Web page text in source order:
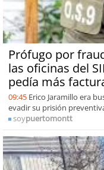
Prófugo por
las oficinas del
pedía más
09:45 Erico Jaramillo era
evadir su prisión
soypuertomontt